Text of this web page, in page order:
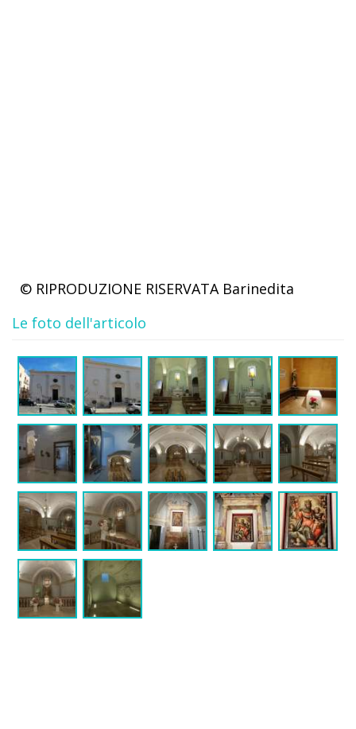
© RIPRODUZIONE RISERVATA Barinedita
Le foto dell'articolo